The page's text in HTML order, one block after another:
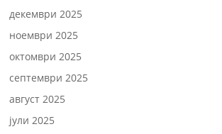
декември 2025
ноември 2025
октомври 2025
септември 2025
август 2025
јули 2025